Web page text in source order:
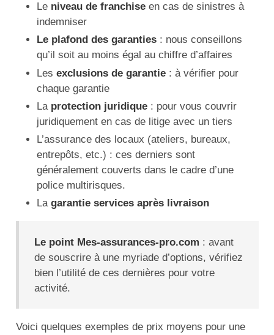
Le niveau de franchiseen cas de sinistres à
indemniser
Le plafond des garanties: nous conseillons
qu’il soit au moins égal au chiffre d’affaires
Les exclusions de garantie: à vérifier pour
chaque garantie
La protection juridique: pour vous couvrir
juridiquement en cas de litige avec un tiers
L’assurance des locaux (ateliers, bureaux,
entrepôts, etc.) : ces derniers sont
généralement couverts dans le cadre d’une
police multirisques.
La garantie services après livraison
Le point Mes-assurances-pro.com : avant
de souscrire à une myriade d’options, vérifiez
bien l’utilité de ces dernières pour votre
activité.
Voici quelques exemples de prix moyens pour une